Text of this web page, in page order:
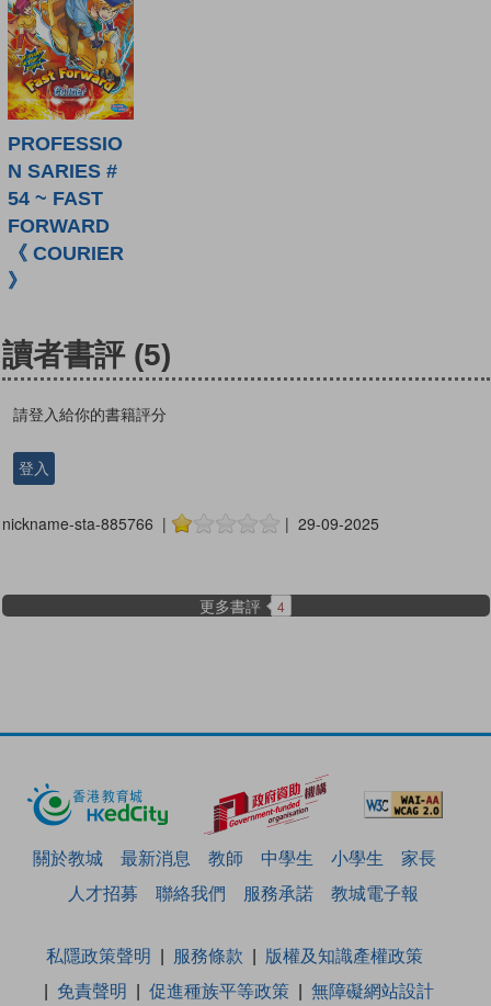
PROFESSIO
N SARIES #
54 ~ FAST
FORWARD
《 COURIER
》
讀者書評 (5)
請登入給你的書籍評分
登入
nickname-sta-885766 | | 29-09-2025
更多書評 4
關於教城 最新消息 教師 中學生 小學生
家長
人才招募
聯絡我們 服務承諾 教城電子報
私隱政策聲明 服務條款
版權及知識產權政策
免責聲明
促進種族平等政策 無障礙網站設計